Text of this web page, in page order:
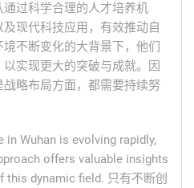
过科学合理的人才培养机
现代科技应用，有效推动自
不断变化的大背景下，他们
实现更大的突破与成就。因
略布局方面，都需要持续努
Wuhan is evolving rapidly,
offers valuable insights
dynamic field. 只有不断创